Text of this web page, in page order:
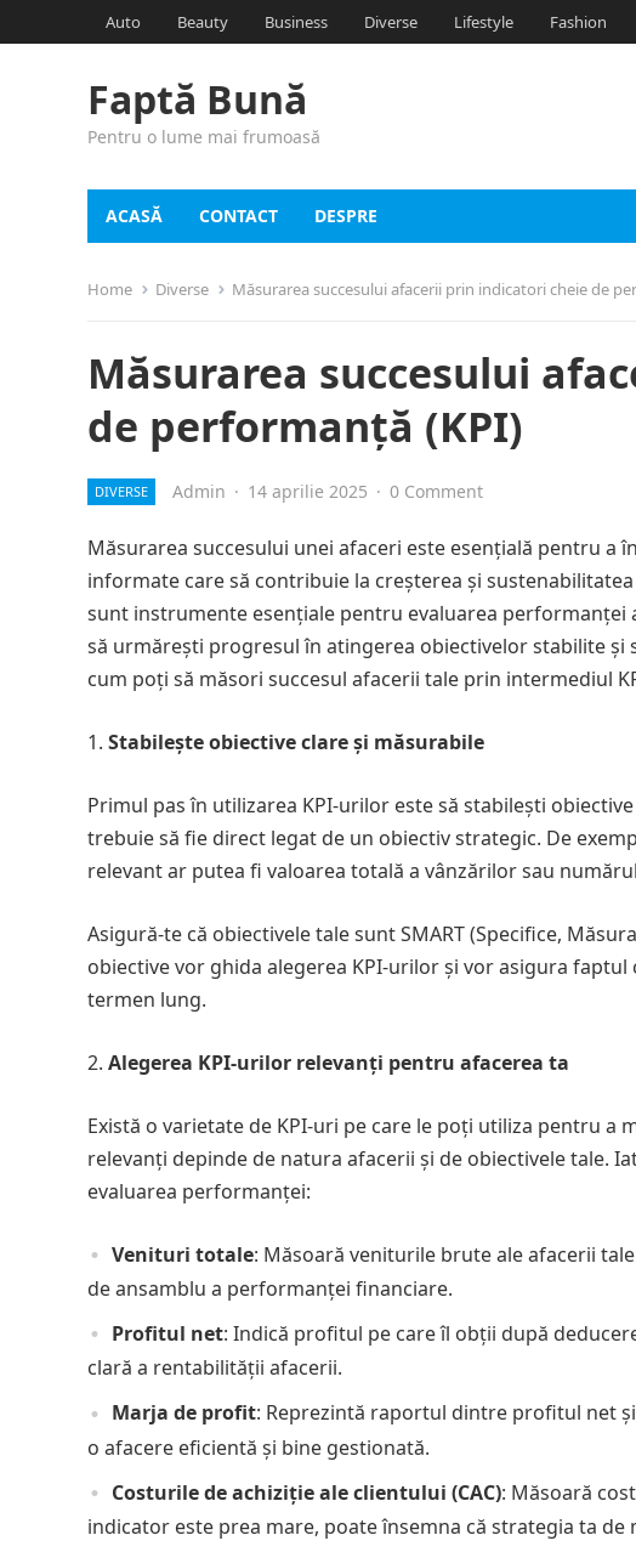
Auto Beauty Business Diverse Lifestyle Fashion
Faptă Bună
Pentru o lume mai frumoasă
ACASĂ CONTACT DESPRE
Home Diverse Măsurarea succesului afacerii prin indicatori cheie de
Măsurarea succesului
de performanță (KPI)
DIVERSE Admin · 14 aprilie 2025 · 0 Comment
Măsurarea succesului unei afaceri este esențială pentru a
informate care să contribuie la creșterea și
sunt instrumente esențiale pentru evaluarea
să urmărești progresul în atingerea obiectivelor stabilite
cum poți să măsori succesul afacerii tale prin intermediul
Stabilește obiective clare și măsurabile
Primul pas în utilizarea KPI-urilor este să stabilești
trebuie să fie direct legat de un obiectiv strategic. De
relevant ar putea fi valoarea totală a vânzărilor sau
Asigură-te că obiectivele tale sunt SMART (Specifice,
obiective vor ghida alegerea KPI-urilor și vor asigura
termen lung.
Alegerea KPI-urilor relevanți pentru afacerea ta
Există o varietate de KPI-uri pe care le poți utiliza pentru a
relevanți depinde de natura afacerii și de obiectivele tale.
evaluarea performanței:
Venituri totale: Măsoară veniturile brute ale afacerii
de ansamblu a performanței financiare.
Profitul net: Indică profitul pe care îl obții după
clară a rentabilității afacerii.
Marja de profit: Reprezintă raportul dintre profitul net
o afacere eficientă și bine gestionată.
Costurile de achiziție ale clientului (CAC): Măsoară
indicator este prea mare, poate însemna că strategia ta